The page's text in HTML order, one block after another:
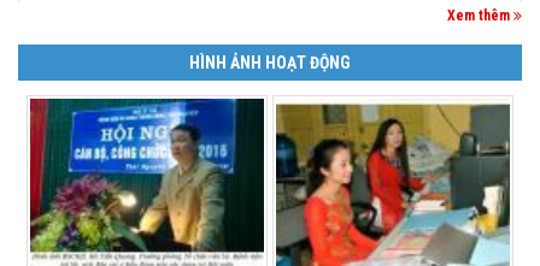
Xem thêm
HÌNH ẢNH HOẠT ĐỘNG